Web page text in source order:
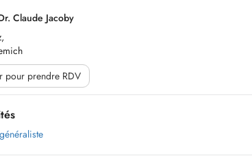
Claude Jacoby
pour prendre RDV